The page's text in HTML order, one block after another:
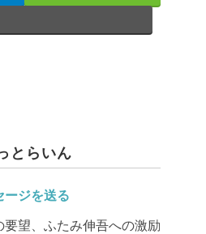
とらいん
ージを送る
望、ふたみ伸吾への激励